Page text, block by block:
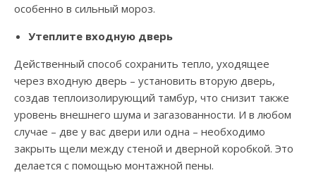
особенно в сильный мороз.
Утеплите входную дверь
Действенный способ сохранить тепло, уходящее
через входную дверь – установить вторую дверь,
создав теплоизолирующий тамбур, что снизит также
уровень внешнего шума и загазованности. И в любом
случае – две у вас двери или одна – необходимо
закрыть щели между стеной и дверной коробкой. Это
делается с помощью монтажной пены.